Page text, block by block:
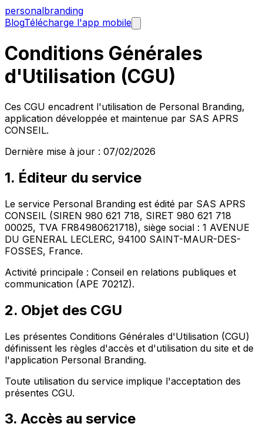
personalbranding
BlogTélécharge l'app mobile
Conditions Générales
d'Utilisation (CGU)
Ces CGU encadrent l'utilisation de Personal Branding,
application développée et maintenue par SAS APRS
CONSEIL.
Dernière mise à jour : 07/02/2026
1. Éditeur du service
Le service Personal Branding est édité par SAS APRS
CONSEIL (SIREN 980 621 718, SIRET 980 621 718
00025, TVA FR84980621718), siège social : 1 AVENUE
DU GENERAL LECLERC, 94100 SAINT-MAUR-DES-
FOSSES, France.
Activité principale : Conseil en relations publiques et
communication (APE 7021Z).
2. Objet des CGU
Les présentes Conditions Générales d'Utilisation (CGU)
définissent les règles d'accès et d'utilisation du site et de
l'application Personal Branding.
Toute utilisation du service implique l'acceptation des
présentes CGU.
3. Accès au service